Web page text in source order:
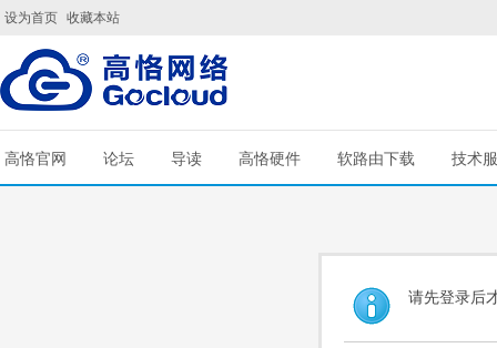
设为首页 收藏本站
高恪官网 论坛 导读 高恪硬件 软路由下载 技术
请先登录后